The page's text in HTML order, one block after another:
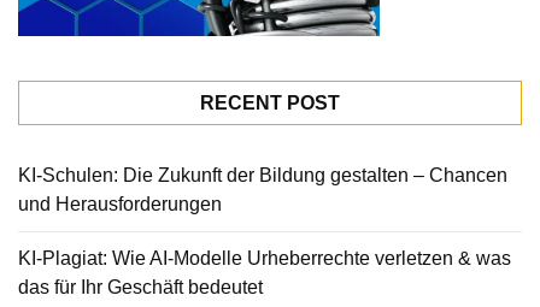
RECENT POST
KI-Schulen: Die Zukunft der Bildung gestalten – Chancen
und Herausforderungen
KI-Plagiat: Wie AI-Modelle Urheberrechte verletzen & was
das für Ihr Geschäft bedeutet